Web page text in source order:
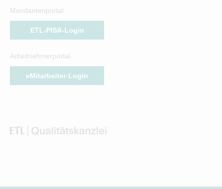
Mandantenportal
ETL-PISA-Login
Arbeitnehmerportal
eMitarbeiter-Login